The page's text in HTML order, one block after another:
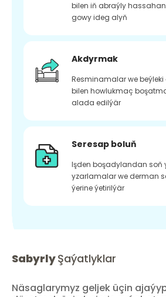
bilen iň abraýly
gowy ideg alyň
Akdyrmak
Resminamalar we
bilen howlukmaç
alada edilýär
Seresap boluň
Işden boşadylandan soň
yzarlamalar we derman
ýerine ýetirilýär
SabyrlyŞaýatlyklar
Näsaglarymyz geljek üçin